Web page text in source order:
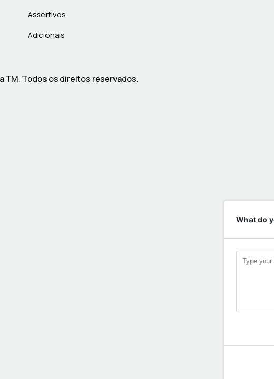
Assertivos
Adicionais
TM. Todos os direitos reservados.
What do